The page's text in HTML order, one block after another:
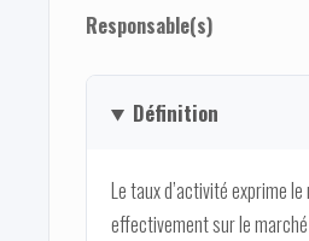
Responsable(s)
Définition
Le taux d’activité exprime
effectivement sur le